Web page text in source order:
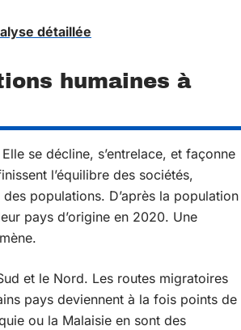
détaillée
humaines à
se décline, s’entrelace, et façonne
l’équilibre des sociétés,
populations. D’après la population
pays d’origine en 2020. Une
et le Nord. Les routes migratoires
pays deviennent à la fois points de
ou la Malaisie en sont des